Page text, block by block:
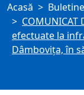
Acasă
efectuate la
Dâmboviţa, în